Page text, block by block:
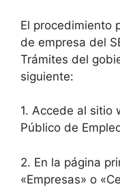
El procedimiento
de empresa del
Trámites del
siguiente:
1. Accede al sitio
Público de
2. En la página
«Empresas» o